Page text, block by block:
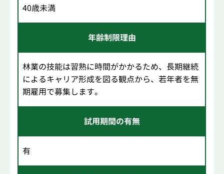
40歳未満
年齢制限理由
林業の技能は習熟に時間がかかるため、長期継続
によるキャリア形成を図る観点から、若年者を無
期雇用で募集します。
試用期間の有無
有